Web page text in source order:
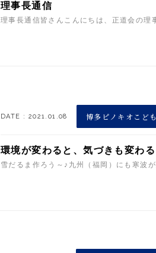
理事長通信
理事長通信皆さんこんにちは、正道会の
DATE : 2021.01.08 博多ピノキオこど
環境が変わると、気づきも変わ
雪だるま作ろう～♪九州（福岡）にも寒波